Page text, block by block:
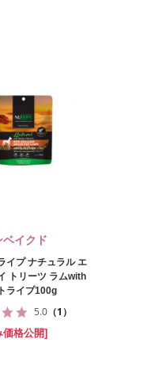
ベイクド
イプ ナチュラル エ
トリーツ ラムwith
ライプ100g
5.0 （1）
価格公開]